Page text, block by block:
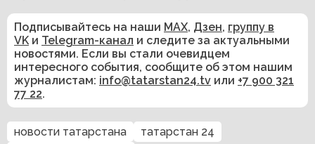
Подписывайтесь на наши MAX, Дзен, группу в
VK и Telegram-канал и следите за актуальными
новостями. Если вы стали очевидцем
интересного события, сообщите об этом нашим
журналистам: info@tatarstan24.tv или +7 900 321
77 22.
новости татарстана
татарстан 24